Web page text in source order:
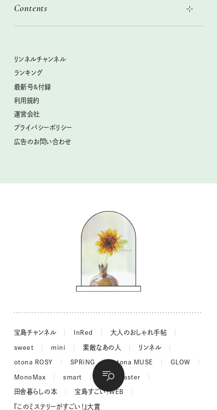
本当に使える「旅道具」
母の日に贈りたい、お花モチーフのアイテム
女子旅おすすめスポット 暮らすように心地いいリンネル旅ガイ
リンネル 暮らしの道具大賞
ナチュラルメイクレッスン
喜ばれる贈り物手帖
ぐれいさん
空想喫茶トラノコクさんのあの店この店、喫茶訪問日記
圷みほさんのゆるっと週末キャンプ通信
豆柴・まもるくんの旅日記
柳沢小実さんのお散歩するようなゆるり旅
valoさんのかわいいもの探し
コウケンテツのヒトワザ巡り
ノーラのフィンランド旅気分
吉田羊さんの着物と12のアソビゴコロ
長谷川あかりさんの今週もお疲れ様つまみ
Contents
リンネル暮らし部
リンネルチャンネル
おぱんつ君のわくわく楽しい一週間占い
毎日が心地よくなるリンネルタロット
リンネルチャンネル
ランキング
最新号&付録
利用規約
運営会社
プライバシーポリシー
広告のお問い合わせ
宝島チャンネル InRed 大人のおしゃれ手帖
sweet mini 素敵なあの人 リンネル
otona ROSY SPRiNG otona MUSE GLOW
MonoMax smart MonoMaster
田舎暮らしの本 宝島すごい！WEB
『このミステリーがすごい！』大賞